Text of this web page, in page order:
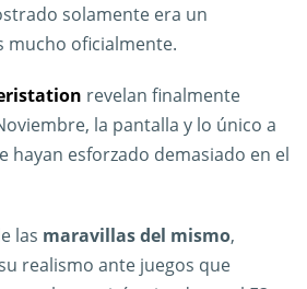
solamente era un
mucho oficialmente.
revelan finalmente
la pantalla y lo único a
hayan esforzado demasiado en el
las maravillas del mismo,
realismo ante juegos que